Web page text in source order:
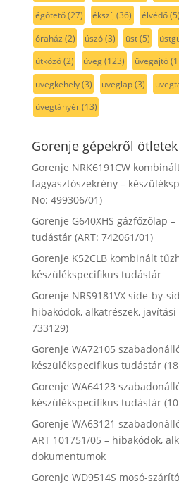
égőtető(27) ékszíj (36) élvédő(5)
óraház (2) úszó(3) üst(5)
ütköző(2) üveg(123) üvegajtó
üvegkehely(3) üveglap(3)
üvegtányér(13)
Gorenje gépekről
Gorenje NRK6191CW
fagyasztószekrény –
No: 499306/01)
Gorenje G640XHS gázfőzőlap
tudástár (ART: 742061/01)
Gorenje K52CLB kombinált
készülékspecifikus tudástár
Gorenje NRS9181VX side-by-
hibakódok, alkatrészek,
733129)
Gorenje WA72105
készülékspecifikus tudástár
Gorenje WA64123
készülékspecifikus tudástár
Gorenje WA63121
ART 101751/05 – hibakódok,
dokumentumok
Gorenje WD9514S mosó-